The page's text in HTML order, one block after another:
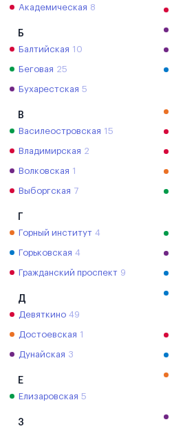
Академическая 8
Б
Балтийская 10
Беговая 25
Бухарестская 5
В
Василеостровская 15
Владимирская 2
Волковская 1
Выборгская 7
Г
Горный институт 4
Горьковская 4
Гражданский проспект 9
Д
Девяткино 49
Достоевская 1
Дунайская 3
Е
Елизаровская 5
З